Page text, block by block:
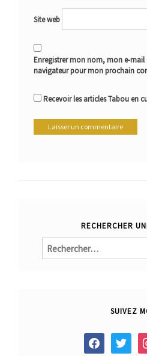
Site web
Enregistrer mon nom, mon e-mail
navigateur pour mon prochain
Recevoir les articles Tabou en
RECHERCHER
Rechercher :
SUIVEZ
facebook twitter